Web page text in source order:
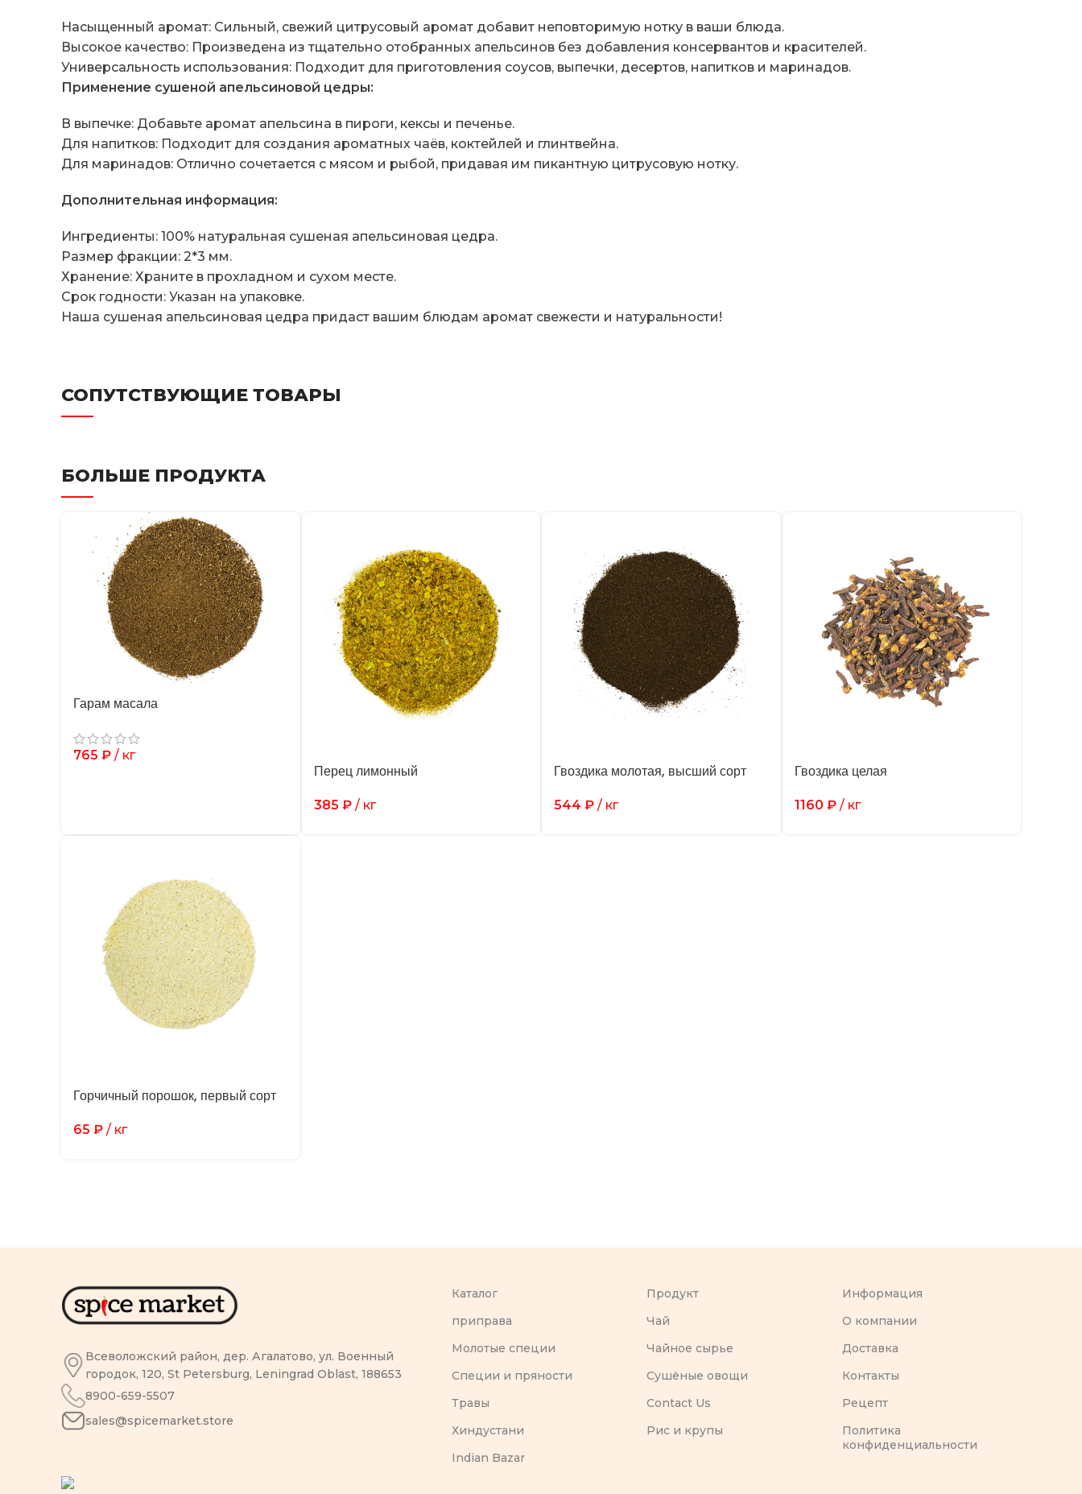
Насыщенный аромат: Сильный, свежий цитрусовый аромат добавит неповторимую нотку в ваши блюда.
Высокое качество: Произведена из тщательно отобранных апельсинов без добавления консервантов и красителей.
Универсальность использования: Подходит для приготовления соусов, выпечки, десертов, напитков и маринадов.
Применение сушеной апельсиновой цедры:
В выпечке: Добавьте аромат апельсина в пироги, кексы и печенье.
Для напитков: Подходит для создания ароматных чаёв, коктейлей и глинтвейна.
Для маринадов: Отлично сочетается с мясом и рыбой, придавая им пикантную цитрусовую нотку.
Дополнительная информация:
Ингредиенты: 100% натуральная сушеная апельсиновая цедра.
Размер фракции: 2*3 мм.
Хранение: Храните в прохладном и сухом месте.
Срок годности: Указан на упаковке.
Наша сушеная апельсиновая цедра придаст вашим блюдам аромат свежести и натуральности!
СОПУТСТВУЮЩИЕ ТОВАРЫ
БОЛЬШЕ ПРОДУКТА
Гарам масала
765 ₽ / кг
Перец лимонный
385 ₽/ кг
Гвоздика молотая, высший сорт
544 ₽ / кг
Гвоздика целая
1160 ₽/ кг
Горчичный порошок, первый сорт
65 ₽ / кг
Всеволожский район, дер. Агалатово, ул. Военный
городок, 120, St Petersburg, Leningrad Oblast, 188653
8900-659-5507
sales@spicemarket.store
Каталог
приправа
Молотые специи
Специи и пряности
Травы
Хиндустани
Indian Bazar
Продукт
Чай
Чайное сырье
Сушёные овощи
Contact Us
Рис и крупы
Информация
O компании
Доставка
Контакты
Рецепт
Политика
конфиденциальности